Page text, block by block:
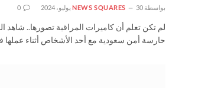
بواسطة NEWS SQUARES 30 يوليو، 2024 0
لم تكن تعلم أن كاميرات المراقبة تصورها.. شاهد
حارسة أمن سعودية مع أحد الأشخاص أثناء